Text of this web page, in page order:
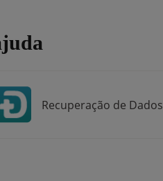
Recuperação de Dados